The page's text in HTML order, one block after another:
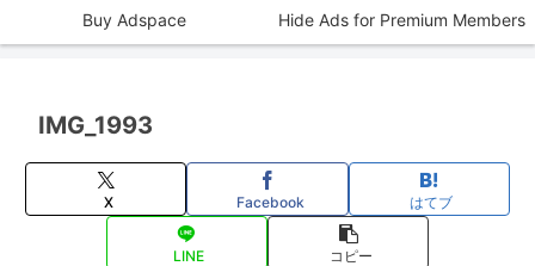
Buy Adspace Hide Ads for Premium Members
IMG_1993
X Facebook はてブ
LINE コピー